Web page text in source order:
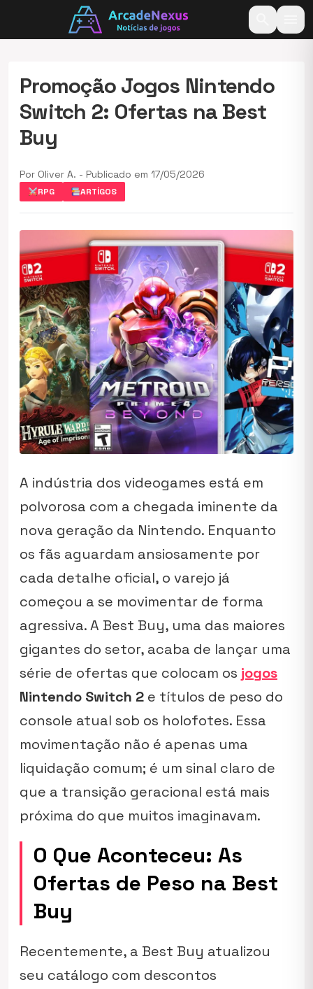
Promoção Jogos Nintendo
Switch 2: Ofertas na Best
Buy
Por Oliver A. - Publicado em 17/05/2026
RPG ARTÍGOS
A indústria dos videogames está em
polvorosa com a chegada iminente da
nova geração da Nintendo. Enquanto
os fãs aguardam ansiosamente por
cada detalhe oficial, o varejo já
começou a se movimentar de forma
agressiva. A Best Buy, uma das maiores
gigantes do setor, acaba de lançar uma
série de ofertas que colocam os jogos
Nintendo Switch 2 e títulos de peso do
console atual sob os holofotes. Essa
movimentação não é apenas uma
liquidação comum; é um sinal claro de
que a transição geracional está mais
próxima do que muitos imaginavam.
O Que Aconteceu: As
Ofertas de Peso na Best
Buy
Recentemente, a Best Buy atualizou
seu catálogo com descontos